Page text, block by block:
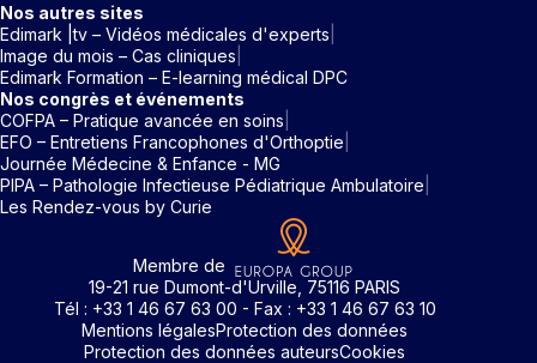
Nos autres sites
Edimark |tv – Vidéos médicales d'experts
Image du mois – Cas cliniques
Edimark Formation – E-learning médical DPC
Nos congrès et événements
COFPA – Pratique avancée en soins
EFO – Entretiens Francophones d'Orthoptie
Journée Médecine & Enfance - MG
PIPA – Pathologie Infectieuse Pédiatrique Ambulatoire
Les Rendez-vous by Curie
Membre de
19-21 rue Dumont-d'Urville, 75116 PARIS
Tél : +33 1 46 67 63 00 - Fax : +33 1 46 67 63 10
Mentions légalesProtection des données
Protection des données auteursCookies